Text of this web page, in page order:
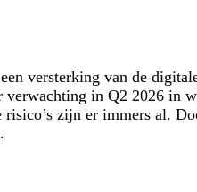
versterking van de
verwachting in Q2 2026 in
zijn er immers al.